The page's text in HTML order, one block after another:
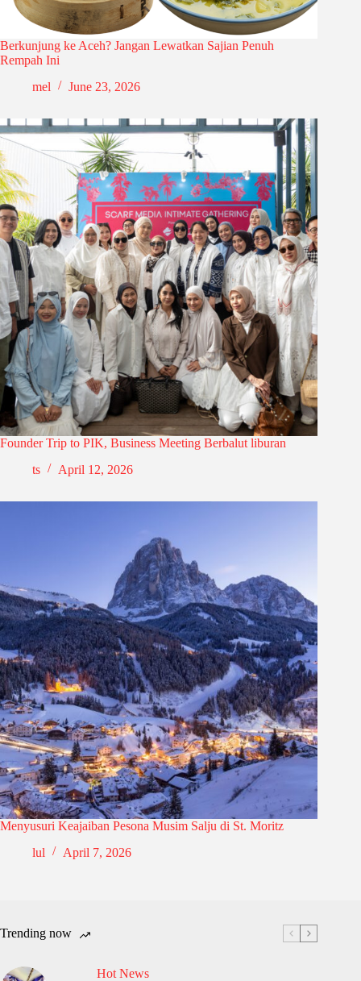
Berkunjung ke Aceh? Jangan Lewatkan Sajian Penuh
Rempah Ini
mel
June 23, 2026
Founder Trip to PIK, Business Meeting Berbalut liburan
ts
April 12, 2026
Menyusuri Keajaiban Pesona Musim Salju di St. Moritz
lul
April 7, 2026
Trending now
Hot News